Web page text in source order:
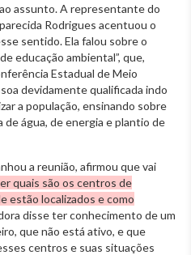
assunto. A representante do
Rodrigues acentuou o
sentido. Ela falou sobre o
educação ambiental”, que,
Estadual de Meio
devidamente qualificada indo
a população, ensinando sobre
água, de energia e plantio de
a reunião, afirmou que vai
quais são os centros de
estão localizados e como
disse ter conhecimento de um
que não está ativo, e que
centros e suas situações